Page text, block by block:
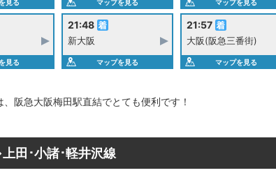
見る マップを見る マップを見る
見る
21:48
新大阪
マップを見る
21:57
大阪(阪急三番街)
マップを見る
阪急大阪梅田駅直結でとても便利です！
田･小諸･軽井沢線